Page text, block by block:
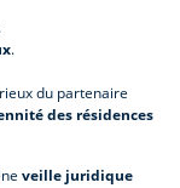
.
du partenaire
des résidences
veille juridique